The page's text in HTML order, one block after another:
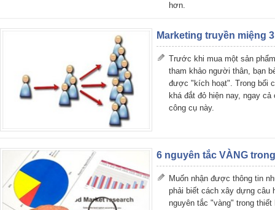
hơn.
Marketing truyền miệng
Trước khi mua một sản
tham khảo người thân, bạn
được "kích hoạt". Trong bối
khá đắt đỏ hiện nay, ngay
công cụ này.
6 nguyên tắc VÀNG
Muốn nhận được thông tin
phải biết cách xây dựng câu
nguyên tắc "vàng" trong